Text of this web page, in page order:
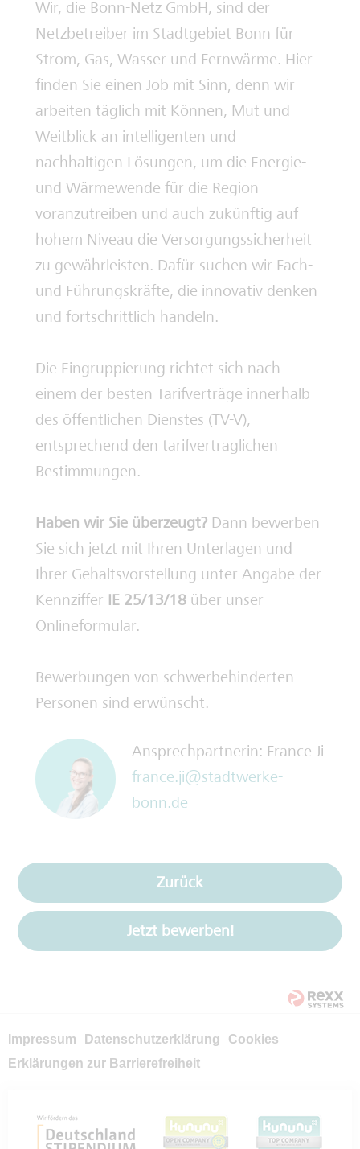
Wir, die Bonn-Netz GmbH, sind der
Netzbetreiber im Stadtgebiet Bonn für
Strom, Gas, Wasser und Fernwärme. Hier
finden Sie einen Job mit Sinn, denn wir
arbeiten täglich mit Können, Mut und
Weitblick an intelligenten und
nachhaltigen Lösungen, um die Energie-
und Wärmewende für die Region
voranzutreiben und auch zukünftig auf
hohem Niveau die Versorgungssicherheit
zu gewährleisten. Dafür suchen wir Fach-
und Führungskräfte, die innovativ denken
und fortschrittlich handeln.
Die Eingruppierung richtet sich nach
einem der besten Tarifverträge innerhalb
des öffentlichen Dienstes (TV-V),
entsprechend den tarifvertraglichen
Bestimmungen.
Haben wir Sie überzeugt? Dann bewerben
Sie sich jetzt mit Ihren Unterlagen und
Ihrer Gehaltsvorstellung unter Angabe der
Kennziffer IE 25/13/18 über unser
Onlineformular.
Bewerbungen von schwerbehinderten
Personen sind erwünscht.
Ansprechpartnerin: France Ji
france.ji@stadtwerke-
bonn.de
Zurück
Jetzt bewerben!
Impressum Datenschutzerklärung
Cookies
Erklärungen zur Barrierefreiheit